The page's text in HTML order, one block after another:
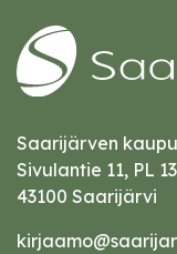
Saarijärven
Sivulantie 11, PL 13
43100 Saarijärvi